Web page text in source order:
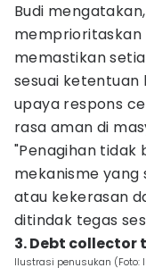
Budi
memastikan
sesuai ketentuan
upaya respons
rasa aman di
"Penagihan tidak
mekanisme
atau kekerasan
ditindak tegas
3. Debt
Ilustrasi penusukan (Foto: